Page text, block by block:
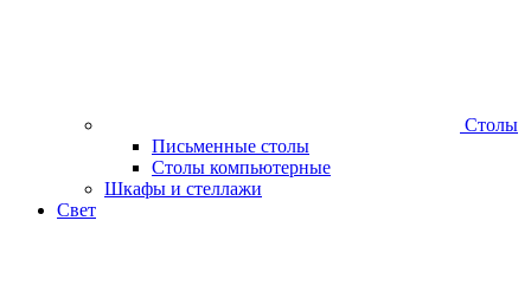
Столы
Письменные столы
Столы компьютерные
Шкафы и стеллажи
Свет